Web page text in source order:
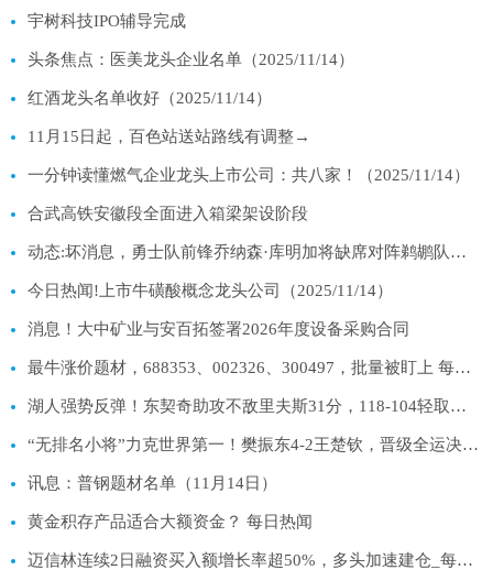
宇树科技IPO辅导完成
头条焦点：医美龙头企业名单（2025/11/14）
红酒龙头名单收好（2025/11/14）
11月15日起，百色站送站路线有调整→
一分钟读懂燃气企业龙头上市公司：共八家！（2025/11/14）
合武高铁安徽段全面进入箱梁架设阶段
动态:坏消息，勇士队前锋乔纳森·库明加将缺席对阵鹈鹕队的比赛
今日热闻!上市牛磺酸概念龙头公司（2025/11/14）
消息！大中矿业与安百拓签署2026年度设备采购合同
最牛涨价题材，688353、002326、300497，批量被盯上 每日快讯
湖人强势反弹！东契奇助攻不敌里夫斯31分，118-104轻取鹈鹕_每日关注
“无排名小将”力克世界第一！樊振东4-2王楚钦，晋级全运决赛-今日报
讯息：普钢题材名单（11月14日）
黄金积存产品适合大额资金？ 每日热闻
迈信林连续2日融资买入额增长率超50%，多头加速建仓_每日快播